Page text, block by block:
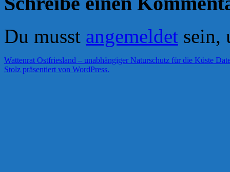
Du musst angemeldet sein,
Wattenrat Ostfriesland – unabhängiger Naturschutz für die Küste
Stolz präsentiert von WordPress.